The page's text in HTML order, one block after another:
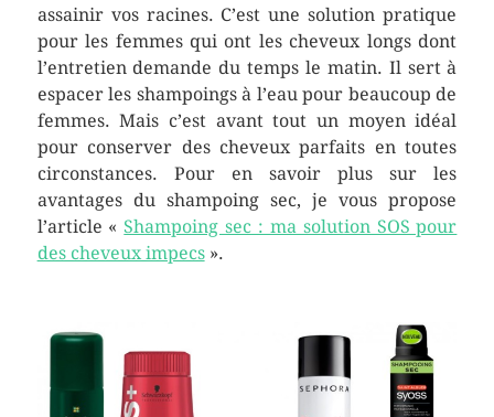
assainir vos racines. C’est une solution pratique
pour les femmes qui ont les cheveux longs dont
l’entretien demande du temps le matin. Il sert à
espacer les shampoings à l’eau pour beaucoup de
femmes. Mais c’est avant tout un moyen idéal
pour conserver des cheveux parfaits en toutes
circonstances. Pour en savoir plus sur les
avantages du shampoing sec, je vous propose
l’article «Shampoing sec : ma solution SOS pour
des cheveux impecs».